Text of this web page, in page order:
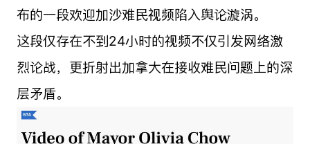
布的一段欢迎加沙难民视频陷入舆论漩涡。
这段仅存在不到24小时的视频不仅引发网络激
烈论战，更折射出加拿大在接收难民问题上的深
层矛盾。